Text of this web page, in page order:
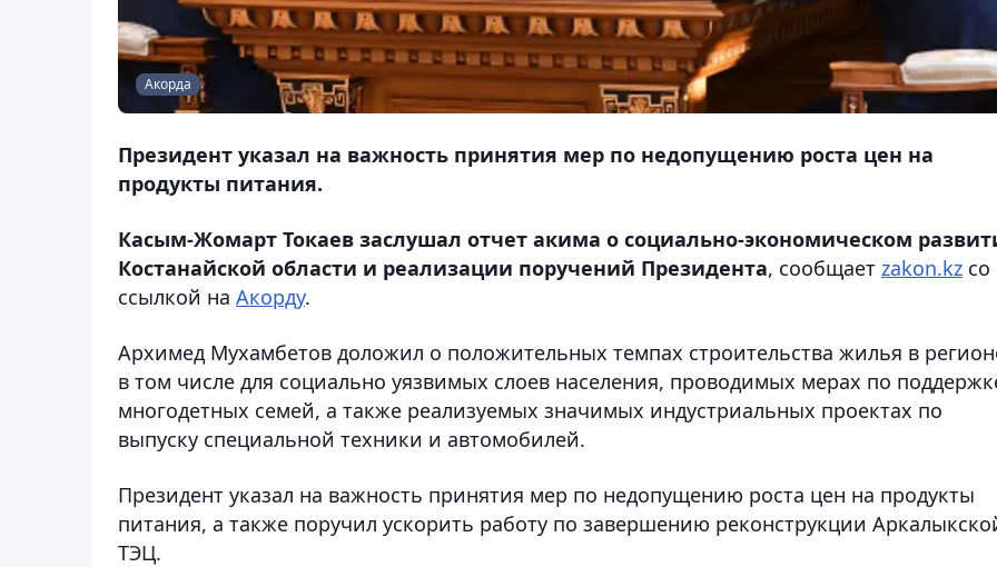
Акорда
Президент указал на важность принятия мер по недопущению роста цен на
продукты питания.
Касым-Жомарт Токаев заслушал отчет акима о социально-экономическом
Костанайской области и реализации поручений Президента, сообщает zakon.kz со
ссылкой на Акорду.
Архимед Мухамбетов доложил о положительных темпах строительства жилья в
в том числе для социально уязвимых слоев населения, проводимых мерах по
многодетных семей, а также реализуемых значимых индустриальных проектах по
выпуску специальной техники и автомобилей.
Президент указал на важность принятия мер по недопущению роста цен на продукты
питания, а также поручил ускорить работу по завершению реконструкции
ТЭЦ.